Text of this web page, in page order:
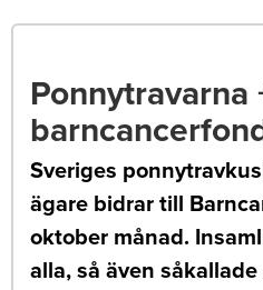
Ponnytravarna
Sveriges
ägare bidrar till
oktober månad.
alla, så även